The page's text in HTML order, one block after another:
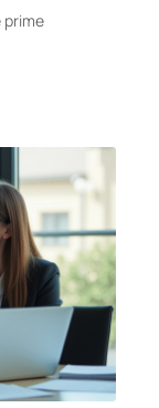
prime